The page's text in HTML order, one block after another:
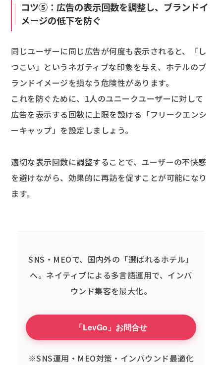
コツ⑤：広告の表示回数を調整し、ブランドイ
メージの低下を防ぐ
同じユーザーに同じ広告が何度も表示されると、「し
つこい」というネガティブな印象を与え、ホテルのブ
ランドイメージを損なう危険性があります。
これを防ぐために、1人のユニークユーザーに対して
広告を表示する回数に上限を設ける「フリークエンシ
ーキャップ」を設定しましょう。
適切な表示回数に調整することで、ユーザーの不快感
を避けながら、効果的に再訪を促すことが可能になり
ます。
SNS・MEOで、国内外の「選ばれるホテル」
へ。 ネイティブによる多言語運用で、インバ
ウンド集客を最大化。
「LevGo」お問合せ
※SNS運用・MEO対策・インバウンド最適化